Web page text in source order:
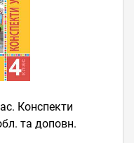
Конспекти
та доповн.